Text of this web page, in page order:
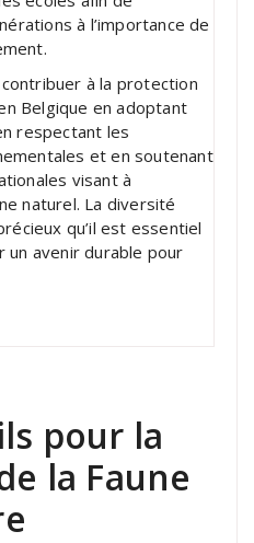
à l’importance de
à la protection
Belgique en adoptant
respectant les
et en soutenant
visant à
naturel. La diversité
qu’il est essentiel
avenir durable pour
pour la
la Faune